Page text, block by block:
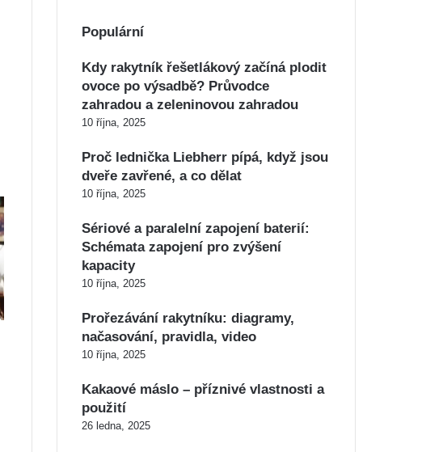
Populární
Kdy rakytník řešetlákový začíná plodit
ovoce po výsadbě? Průvodce
zahradou a zeleninovou zahradou
10 října, 2025
Proč lednička Liebherr pípá, když jsou
dveře zavřené, a co dělat
10 října, 2025
Sériové a paralelní zapojení baterií:
Schémata zapojení pro zvýšení
kapacity
10 října, 2025
Prořezávání rakytníku: diagramy,
načasování, pravidla, video
10 října, 2025
Kakaové máslo – příznivé vlastnosti a
použití
26 ledna, 2025